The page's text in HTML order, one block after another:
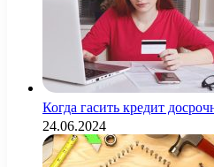
Когда гасить кредит
24.06.2024